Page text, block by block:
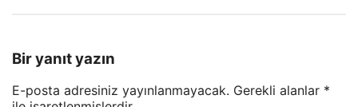
Bir yanıt yazın
E-posta adresiniz yayınlanmayacak. Gerekli alanlar *